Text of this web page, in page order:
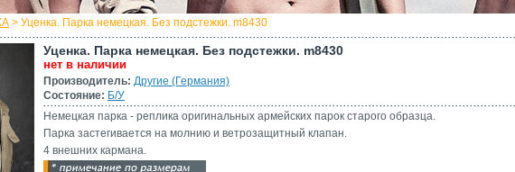
> Уценка. Парка немецкая. Без подстежки. m8430
Уценка. Парка немецкая. Без подстежки. m8430
нет в наличии
Производитель: Другие (Германия)
Состояние: Б/У
Немецкая парка - реплика оригинальных армейских парок старого образца.
Парка застегивается на молнию и ветрозащитный клапан.
4 внешних кармана.